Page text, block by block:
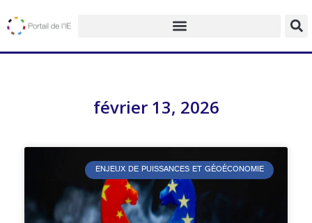
février 13, 2026
ENJEUX DE PUISSANCES ET GÉOÉCONOMIE